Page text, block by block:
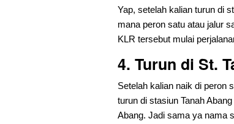
Yap, setelah kalian turun di
mana peron satu atau jalur
KLR tersebut mulai
4. Turun di St.
Setelah kalian naik di peron
turun di stasiun Tanah
Abang. Jadi sama ya nama